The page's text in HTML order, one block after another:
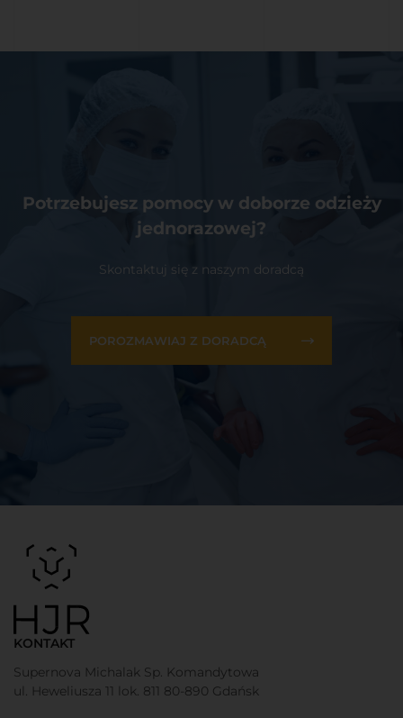
Potrzebujesz pomocy w doborze odzieży
jednorazowej?
Skontaktuj się z naszym doradcą
POROZMAWIAJ Z DORADCĄ
KONTAKT
Supernova Michalak Sp. Komandytowa
ul. Heweliusza 11 lok. 811 80-890 Gdańsk